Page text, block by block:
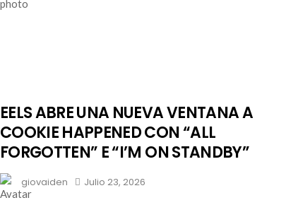
EELS ABRE UNA NUEVA VENTANA A
COOKIE HAPPENED CON “ALL
FORGOTTEN” E “I’M ON STANDBY”
giovaiden Julio 23, 2026